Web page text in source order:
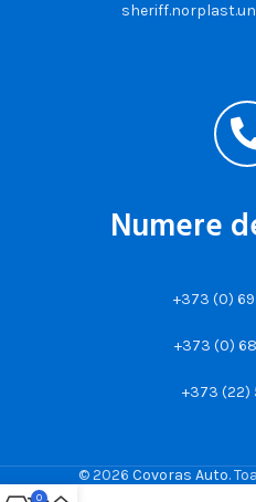
Numere
+373 (0)
+373 (0)
+373 (22)
© 2026 Covoras Auto.
0